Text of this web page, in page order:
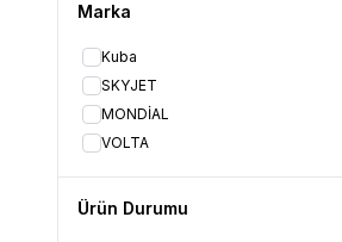
Marka
Kuba
SKYJET
MONDİAL
VOLTA
Ürün Durumu